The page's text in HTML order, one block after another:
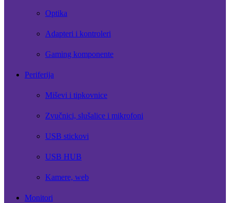
Optika
Adapteri i kontroleri
Gaming komponente
Periferija
Miševi i tipkovnice
Zvučnici, slušalice i mikrofoni
USB stickovi
USB HUB
Kamere, web
Monitori